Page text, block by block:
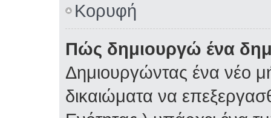
Κορυφή
Πώς δημιουργώ ένα
Δημιουργώντας ένα νέο
δικαιώματα να